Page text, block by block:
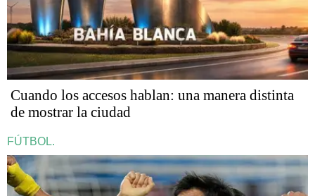
Cuando los accesos hablan: una manera distinta
de mostrar la ciudad
FÚTBOL.